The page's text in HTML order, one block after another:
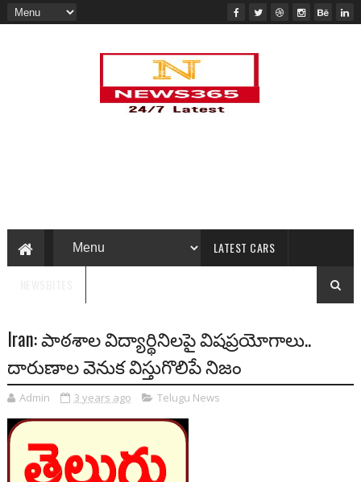
LATEST CARS
Iran: పాఠశాల విద్యార్థినిలపై విషప్రయోగాలు..
దారుణాల వెనుక విస్తుగొలిపే నిజం
Admin 3 years ago Telugu News